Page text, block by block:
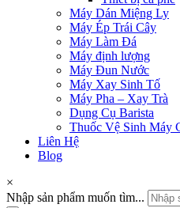
Máy Dán Miệng Ly
Máy Ép Trái Cây
Máy Làm Đá
Máy định lượng
Máy Đun Nước
Máy Xay Sinh Tố
Máy Pha – Xay Trà
Dụng Cụ Barista
Thuốc Vệ Sinh Máy
Liên Hệ
Blog
×
Nhập sản phẩm muốn tìm...